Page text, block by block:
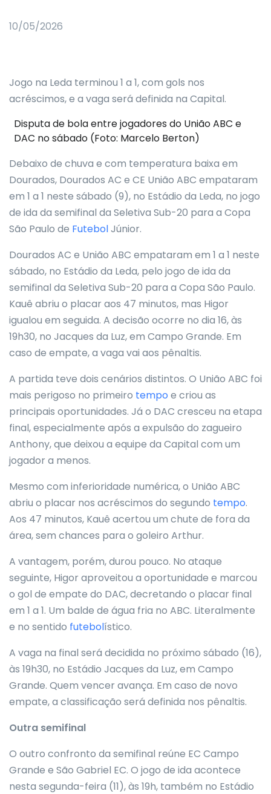
10/05/2026
Jogo na Leda terminou 1 a 1, com gols nos
acréscimos, e a vaga será definida na Capital.
Disputa de bola entre jogadores do União ABC e
DAC no sábado (Foto: Marcelo Berton)
Debaixo de chuva e com temperatura baixa em
Dourados, Dourados AC e CE União ABC empataram
em 1 a 1 neste sábado (9), no Estádio da Leda, no jogo
de ida da semifinal da Seletiva Sub-20 para a Copa
São Paulo de FutebolJúnior.
Dourados AC e União ABC empataram em 1 a 1 neste
sábado, no Estádio da Leda, pelo jogo de ida da
semifinal da Seletiva Sub-20 para a Copa São Paulo.
Kauê abriu o placar aos 47 minutos, mas Higor
igualou em seguida. A decisão ocorre no dia 16, às
19h30, no Jacques da Luz, em Campo Grande. Em
caso de empate, a vaga vai aos pênaltis.
A partida teve dois cenários distintos. O União ABC foi
mais perigoso no primeiro tempo e criou as
principais oportunidades. Já o DAC cresceu na etapa
final, especialmente após a expulsão do zagueiro
Anthony, que deixou a equipe da Capital com um
jogador a menos.
Mesmo com inferioridade numérica, o União ABC
abriu o placar nos acréscimos do segundo tempo.
Aos 47 minutos, Kauê acertou um chute de fora da
área, sem chances para o goleiro Arthur.
A vantagem, porém, durou pouco. No ataque
seguinte, Higor aproveitou a oportunidade e marcou
o gol de empate do DAC, decretando o placar final
em 1 a 1. Um balde de água fria no ABC. Literalmente
e no sentido futebolístico.
A vaga na final será decidida no próximo sábado (16),
às 19h30, no Estádio Jacques da Luz, em Campo
Grande. Quem vencer avança. Em caso de novo
empate, a classificação será definida nos pênaltis.
Outra semifinal
O outro confronto da semifinal reúne EC Campo
Grande e São Gabriel EC. O jogo de ida acontece
nesta segunda-feira (11), às 19h, também no Estádio